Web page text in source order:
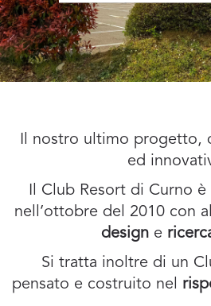
Il nostro ultimo progetto,
ed
Il Club Resort di Curno
nell’ottobre del 2010 con
designe
Si tratta inoltre di un
pensato e costruito nel